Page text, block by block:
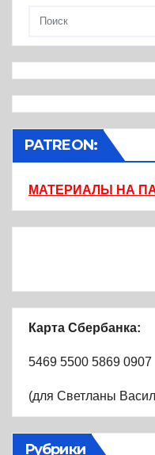
PATREON:
МАТЕРИАЛЫ НА
Карта Сбербанка:
5469 5500 5869 0907
(для Светланы
Рубрики